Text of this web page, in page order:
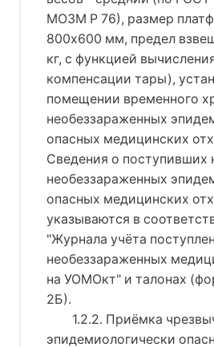
МОЗМ Р 76), размер
800x600 мм, предел
кг, с функцией
компенсации тары),
помещении временного
необеззараженных
опасных медицинских
Сведения о поступивших
необеззараженных
опасных медицинских
указываются в
"Журнала учёта
необеззараженных
на УОМОкт" и талонах
2Б).
1.2.2. Приёмка
эпидемиологически